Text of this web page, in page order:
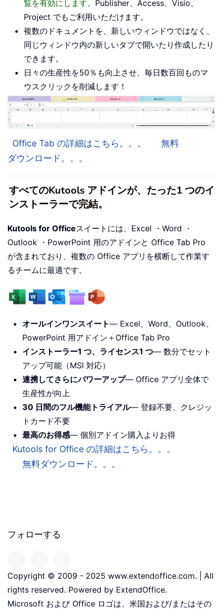
覧を有効にします。 Publisher、Access、Visio、
Project でもご利用いただけます。
複数のドキュメントを、新しいウィンドウではなく、
同じウィンドウ内の新しいタブで開いたり作成したり
できます。
日々の生産性を50％も向上させ、毎日数百回ものマ
ウスクリックを削減します！
Office Tab の詳細はこちら。。。
無料
ダウンロード。。。
すべてのKutools アドインが、たった1 つのイ
ンストーラーで完結。
Kutools for Officeスイートには、Excel ・Word ・
Outlook ・PowerPoint 用のアドインと Office Tab Pro
が含まれており、複数の Office アプリを横断して作業す
るチームに最適です。
オールインワンスイート— Excel、Word、Outlook、
PowerPoint 用アドイン＋Office Tab Pro
インストーラー1 つ、ライセンス1 つ— 数分でセット
アップ可能（MSI 対応）
連携してさらにパワーアップ— Office アプリ全体で
生産性が向上
30 日間のフル機能トライアル— 登録不要、クレジッ
トカード不要
最高のお得感— 個別アドイン購入よりお得
Kutools for Office の詳細はこちら。。。
無料ダウンロード。。。
フォローする
Copyright © 2009 - 2025 www.extendoffice.com. | All
rights reserved. Powered by ExtendOffice.
Microsoft および Office ロゴは、米国および/またはその